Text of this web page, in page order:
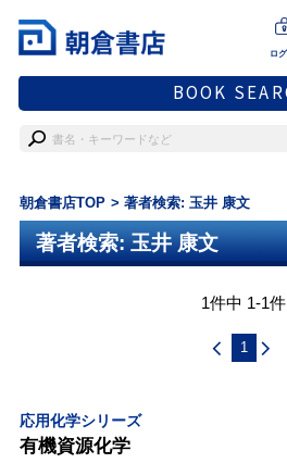
ロ
BOOK
朝倉書店TOP 著者検索: 玉井 康文
著者検索: 玉井 康文
1件中 1-1件
1
応用化学シリーズ
有機資源化学